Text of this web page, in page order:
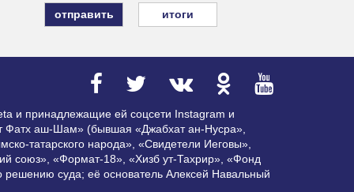
итоги
и принадлежащие ей соцсети Instagram и
Фатх аш-Шам» (бывшая «Джабхат ан-Нусра»,
татарского народа», «Свидетели Иеговы»,
союз», «Формат-18», «Хизб ут-Тахрир», «Фонд
решению суда; её основатель Алексей Навальный